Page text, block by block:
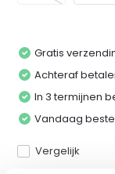
Gratis
Achteraf
In 3 termijnen
Vandaag
Vergelijk